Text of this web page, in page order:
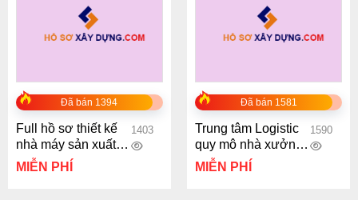
Đã bán 1394
Full hồ sơ thiết kế
nhà máy sản xuất
vật liệu xây dựng
1403
MIỄN PHÍ
Đã bán 1581
Trung tâm Logistic
quy mô nhà xưởng
230x100m
1590
MIỄN PHÍ